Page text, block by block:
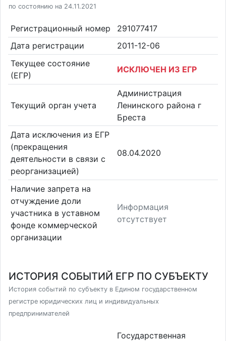
по состоянию на 24.11.2021
Регистрационный номер
291077417
Дата регистрации
2011-12-06
Текущее состояние
(ЕГР)
ИСКЛЮЧЕН ИЗ ЕГР
Текущий орган учета
Администрация
Ленинского района г
Бреста
Дата исключения из ЕГР
(прекращения
деятельности в связи с
реорганизацией)
08.04.2020
Наличие запрета на
отчуждение доли
участника в уставном
фонде коммерческой
организации
Информация
отсутствует
ИСТОРИЯ СОБЫТИЙ ЕГР ПО СУБЪЕКТУ
История событий по субъекту в Едином государственном
регистре юридических лиц и индивидуальных
предпринимателей
Государственная